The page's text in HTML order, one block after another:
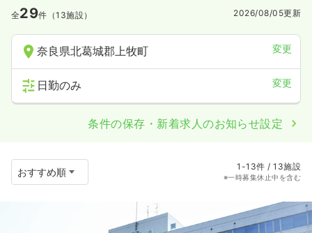
全29件（13施設） 2026/08/05更新
奈良県北葛城郡上牧町 変更
日勤のみ 変更
条件の保存・新着求人のお知らせ設定
1-13件 / 13施設
※一時募集休止中を含む